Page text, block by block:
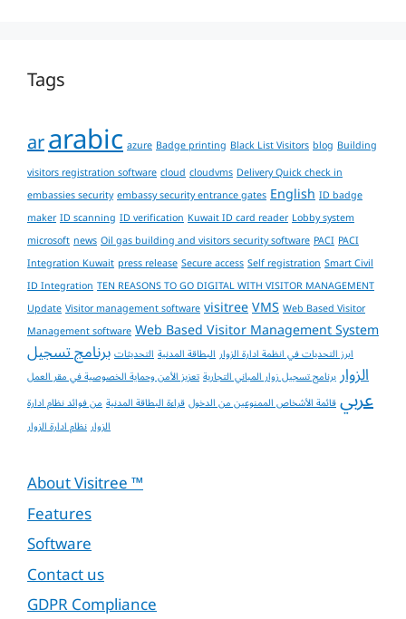
Tags
ararabicazureBadge printing Black List Visitorsblog Building
visitors registration softwarecloudcloudvmsDelivery Quick check in
embassies securityembassy security entrance gatesEnglishID badge
makerID scanning ID verificationKuwait ID card readerLobby system
microsoftnewsOil gas building and visitors security softwarePACIPACI
Integration Kuwaitpress releaseSecure accessSelf registrationSmart Civil
ID IntegrationTEN REASONS TO GO DIGITAL WITH VISITOR MANAGEMENT
UpdateVisitor management softwarevisitreeVMSWeb Based Visitor
Management softwareWeb Based Visitor Management System
ابرز التحديات في انظمة ادارة الزوارالبطاقة المدنيةالتحديثاتبرنامج تسجيل
الزواربرنامج تسجيل زوار المباني التجاريةتعزيز الأمن وحماية الخصوصية في مقر العمل
عربيقائمة الأشخاص الممنوعين من الدخولقراءة البطاقة المدنيةمن فوائد نظام ادارة
الزوارنظام ادارة الزوار
About Visitree ™
Features
Software
Contact us
GDPR Compliance